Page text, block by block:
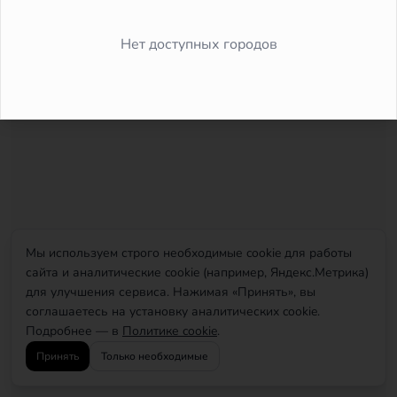
Мы используем строго необходимые cookie для работы
сайта и аналитические cookie (например, Яндекс.Метрика)
для улучшения сервиса. Нажимая «Принять», вы
соглашаетесь на установку аналитических cookie.
Подробнее — в Политике cookie.
Принять Только необходимые
Нет доступных городов